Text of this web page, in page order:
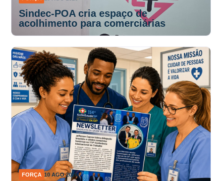
Sindec-POA cria espaço de
acolhimento para comerciárias
FORÇA 10 AGO 2026